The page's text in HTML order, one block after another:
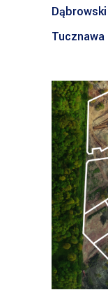
Tucznawa